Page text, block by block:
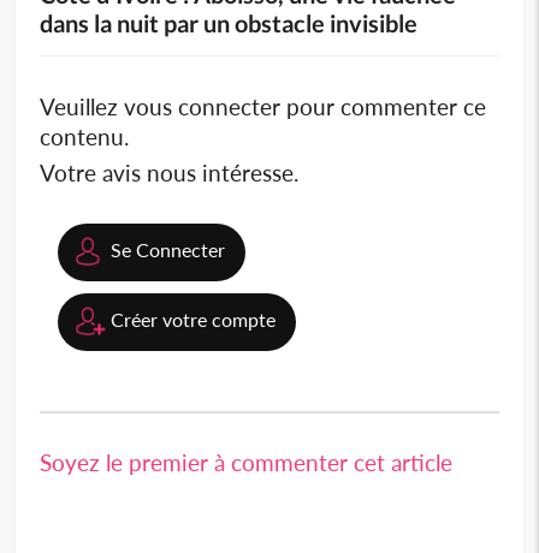
dans la nuit par un obstacle invisible
Veuillez vous connecter pour commenter ce
contenu.
Votre avis nous intéresse.
Se Connecter
Créer votre compte
Soyez le premier à commenter cet article